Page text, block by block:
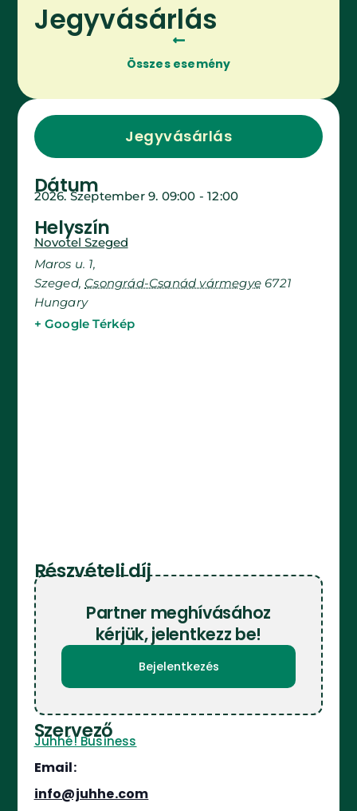
Jegyvásárlás
Összes esemény
Jegyvásárlás
Dátum
2026. Szeptember 9. 09:00 -12:00
Helyszín
Novotel Szeged
Maros u. 1,
Szeged, Csongrád-Csanád vármegye 6721
Hungary
+ Google Térkép
Részvételi díj
Partner meghívásához
kérjük, jelentkezz be!
Bejelentkezés
Szervező
Juhhé! Business
Email:
info@juhhe.com